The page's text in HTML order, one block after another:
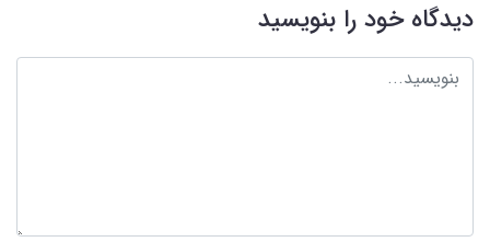
دیدگاه خود را بنویسید